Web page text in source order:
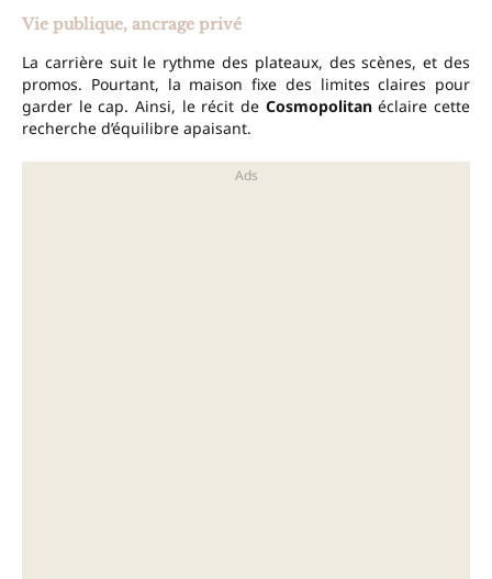
Vie publique, ancrage privé
La carrière suit le rythme des plateaux, des scènes, et des
promos. Pourtant, la maison fixe des limites claires pour
garder le cap. Ainsi, le récit de Cosmopolitanéclaire cette
recherche d’équilibre apaisant.